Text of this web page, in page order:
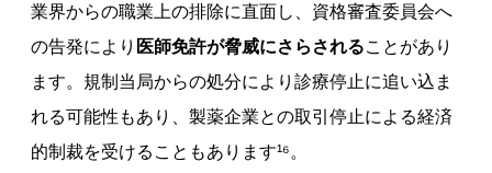
業界からの職業上の排除に直面し、資格審査委員会へ
の告発により 医師免許が脅威にさらされることがあり
ます。規制当局からの処分により診療停止に追い込ま
れる可能性もあり、製薬企業との取引停止による経済
的制裁を受けることもあります¹⁶。